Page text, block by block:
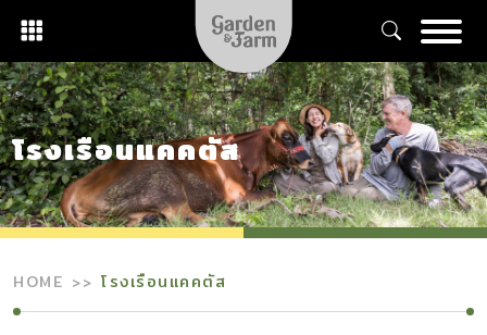
content
โรงเรือนแคคตัส
HOME โรงเรือนแคคตัส